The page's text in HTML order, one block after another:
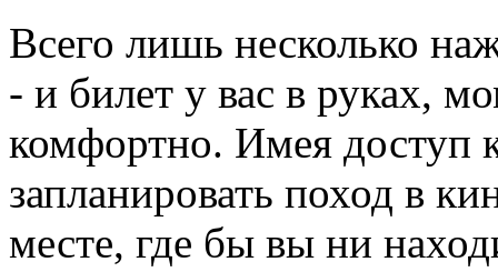
Всего лишь несколько
- и билет у вас в руках,
комфортно. Имея доступ
запланировать поход в
месте, где бы вы ни